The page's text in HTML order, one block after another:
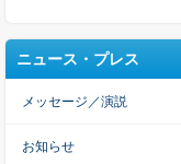
ニュース・プレス
メッセージ／演説
お知らせ